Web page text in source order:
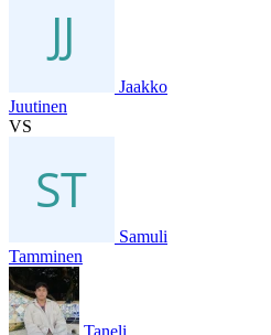
Jaakko
Juutinen
VS
Samuli
Tamminen
Taneli